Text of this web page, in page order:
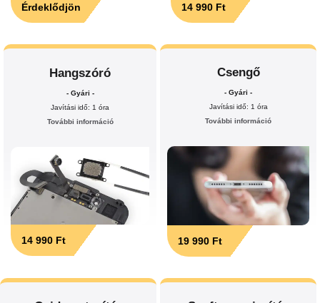
Érdeklődjön 14 990 Ft
Hangszóró
- Gyári -
Javítási idő: 1 óra
További információ
14 990 Ft
Csengő
- Gyári -
Javítási idő: 1 óra
További információ
19 990 Ft